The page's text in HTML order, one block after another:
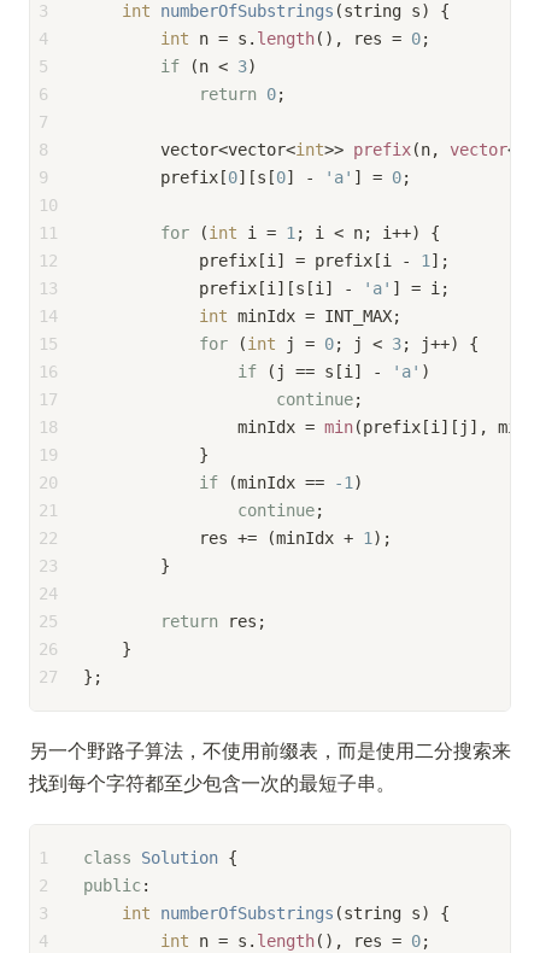
3
4
5
6
7
8
9
10
11
12
13
14
15
16
17
18
19
20
21
22
23
24
25
26
27
int
numberOfSubstrings (string s)
{
int n = s. length(), res = 0;
if (n < 3)
return 0;
        vector<vector<
int>> prefix(n, vector<
        prefix[
0][s[0] - 'a' ] = 0;
for (int i = 1 ; i < n; i++) {
            prefix[i] = prefix[i -
1 ];
            prefix[i][s[i] -
'a' ] = i;
int minIdx = INT_MAX;
for (int j = 0; j < 3; j++) {
if (j == s[i] - 'a' )
continue;
                minIdx =
min(prefix[i][j],
            }
if (minIdx == -1 )
continue;
            res += (minIdx +
1 );
        }
return res;
    }
};
另一个野路子算法，不使用前缀表，而是使用二分搜索来
找到每个字符都至少包含一次的最短子串。
1
2
3
4
class Solution {
public:
int
numberOfSubstrings (string s)
{
int n = s. length(), res = 0;